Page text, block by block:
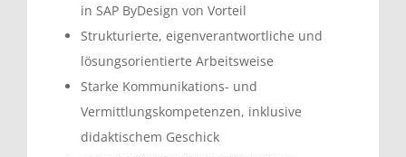
in SAP ByDesign von Vorteil
Strukturierte, eigenverantwortliche und
lösungsorientierte Arbeitsweise
Starke Kommunikations- und
Vermittlungskompetenzen, inklusive
didaktischem Geschick